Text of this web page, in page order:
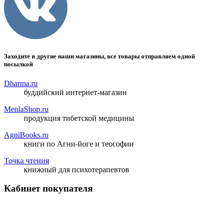
Заходите в другие наши магазины, все товары отправляем одной
посылкой
Dharma.ru
буддийский интернет-магазин
MenlaShop.ru
продукция тибетской медицины
AgniBooks.ru
книги по Агни-йоге и теософии
Точка чтения
книжный для психотерапевтов
Кабинет покупателя